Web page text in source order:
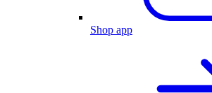
Shop app